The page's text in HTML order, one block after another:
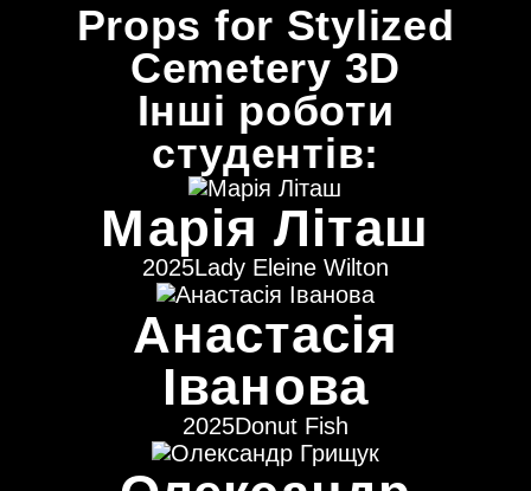
Props for Stylized
Cemetery 3D
Інші роботи
студентів:
Марія Літаш
2025Lady Eleine Wilton
Анастасія
Іванова
2025Donut Fish